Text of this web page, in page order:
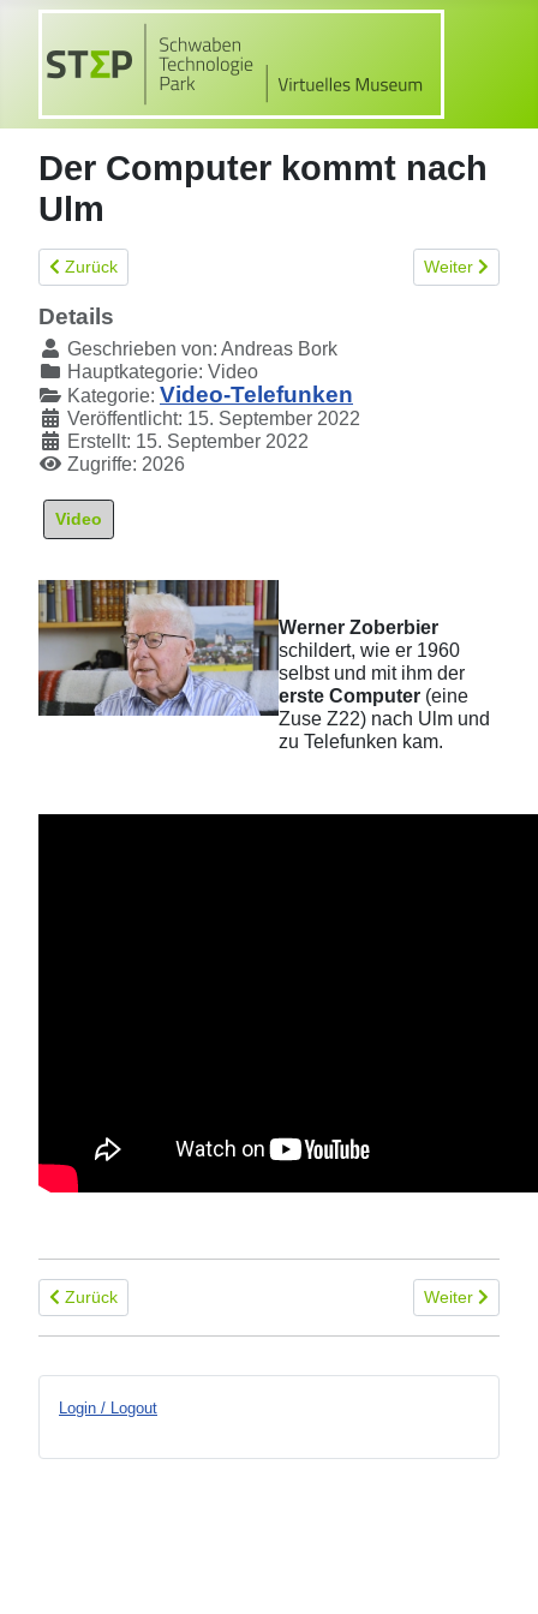
Der Computer kommt nach
Ulm
Vorheriger Beitrag: Breitbandpeiler im Taschenformat
Zurück Nächster
Weiter
Details
Geschrieben von: Andreas Bork
Hauptkategorie: Video
Kategorie: Video-Telefunken
Veröffentlicht: 15. September 2022
Erstellt: 15. September 2022
Zugriffe: 2026
Video
Werner Zoberbier
schildert, wie er 1960
selbst und mit ihm der
erste Computer (eine
Zuse Z22) nach Ulm und
zu Telefunken kam.
Vorheriger Beitrag: Breitbandpeiler im Taschenformat
Zurück Nächster
Weiter
Login / Logout